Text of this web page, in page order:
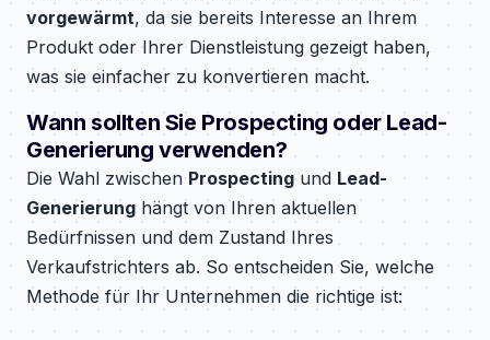
vorgewärmt, da sie bereits Interesse an Ihrem
Produkt oder Ihrer Dienstleistung gezeigt haben,
was sie einfacher zu konvertieren macht.
Wann sollten Sie Prospecting oder Lead-
Generierung verwenden?
Die Wahl zwischen Prospecting und Lead-
Generierung hängt von Ihren aktuellen
Bedürfnissen und dem Zustand Ihres
Verkaufstrichters ab. So entscheiden Sie, welche
Methode für Ihr Unternehmen die richtige ist: